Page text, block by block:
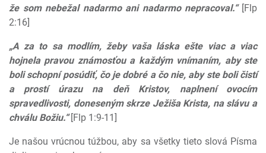
že som nebežal nadarmo ani nadarmo nepracoval.“[Flp
2:16]
„A za to sa modlím, žeby vaša láska ešte viac a viac
hojnela pravou známosťou a každým vnímaním, aby ste
boli schopní posúdiť, čo je dobré a čo nie, aby ste boli čistí
a prostí úrazu na deň Kristov, naplnení ovocím
spravedlivosti, doneseným skrze Ježiša Krista, na slávu a
chválu Božiu.“[Flp 1:9-11]
Je našou vrúcnou túžbou, aby sa všetky tieto slová Písma